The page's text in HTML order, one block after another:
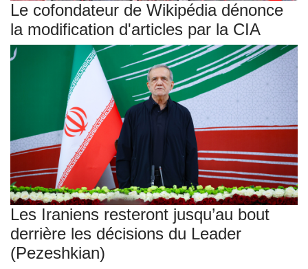
Le cofondateur de Wikipédia dénonce
la modification d'articles par la CIA
Les Iraniens resteront jusqu’au bout
derrière les décisions du Leader
(Pezeshkian)